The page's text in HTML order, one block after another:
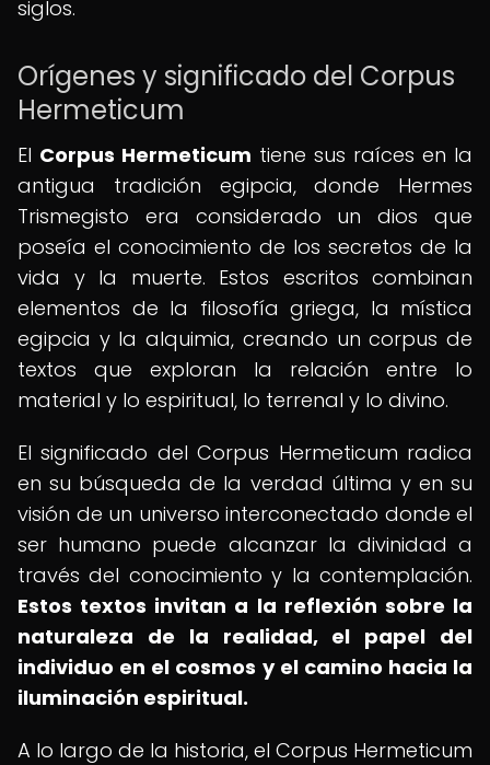
siglos.
Orígenes y significado del Corpus
Hermeticum
El Corpus Hermeticum tiene sus raíces en la
antigua tradición egipcia, donde Hermes
Trismegisto era considerado un dios que
poseía el conocimiento de los secretos de la
vida y la muerte. Estos escritos combinan
elementos de la filosofía griega, la mística
egipcia y la alquimia, creando un corpus de
textos que exploran la relación entre lo
material y lo espiritual, lo terrenal y lo divino.
El significado del Corpus Hermeticum radica
en su búsqueda de la verdad última y en su
visión de un universo interconectado donde el
ser humano puede alcanzar la divinidad a
través del conocimiento y la contemplación.
Estos textos invitan a la reflexión sobre la
naturaleza de la realidad, el papel del
individuo en el cosmos y el camino hacia la
iluminación espiritual.
A lo largo de la historia, el Corpus Hermeticum